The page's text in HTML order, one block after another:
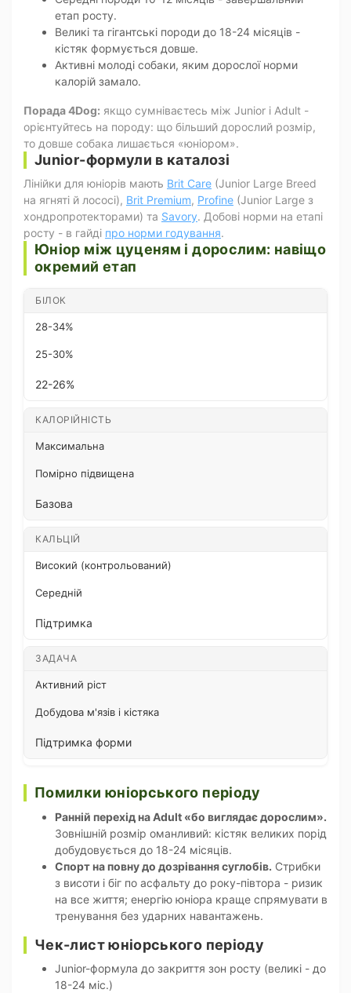
етап росту.
Великі та гігантські породи до 18-24 місяців -
кістяк формується довше.
Активні молоді собаки, яким дорослої норми
калорій замало.
Порада 4Dog: якщо сумніваєтесь між Junior і Adult -
орієнтуйтесь на породу: що більший дорослий розмір,
то довше собака лишається «юніором».
Junior-формули в каталозі
Лінійки для юніорів мають Brit Care (Junior Large Breed
на ягняті й лососі), Brit Premium, Profine (Junior Large з
хондропротекторами) та Savory. Добові норми на етапі
росту - в гайді про норми годування.
Юніор між цуценям і дорослим: навіщо
окремий етап
БІЛОК
28-34%
25-30%
22-26%
КАЛОРІЙНІСТЬ
Максимальна
Помірно підвищена
Базова
КАЛЬЦІЙ
Високий (контрольований)
Середній
Підтримка
ЗАДАЧА
Активний ріст
Добудова м'язів і кістяка
Підтримка форми
Помилки юніорського періоду
Ранній перехід на Adult «бо виглядає дорослим».
Зовнішній розмір оманливий: кістяк великих порід
добудовується до 18-24 місяців.
Спорт на повну до дозрівання суглобів. Стрибки
з висоти і біг по асфальту до року-півтора - ризик
на все життя; енергію юніора краще спрямувати в
тренування без ударних навантажень.
Чек-лист юніорського періоду
Junior-формула до закриття зон росту (великі - до
18-24 міс.)